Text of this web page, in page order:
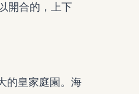
開合的，上下
的皇家庭園。海